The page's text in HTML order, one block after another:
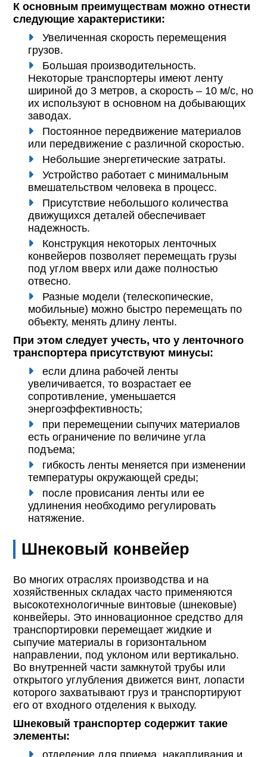
К основным преимуществам можно отнести
следующие характеристики:
Увеличенная скорость перемещения
грузов.
Большая производительность.
Некоторые транспортеры имеют ленту
шириной до 3 метров, а скорость – 10 м/с, но
их используют в основном на добывающих
заводах.
Постоянное передвижение материалов
или передвижение с различной скоростью.
Небольшие энергетические затраты.
Устройство работает с минимальным
вмешательством человека в процесс.
Присутствие небольшого количества
движущихся деталей обеспечивает
надежность.
Конструкция некоторых ленточных
конвейеров позволяет перемещать грузы
под углом вверх или даже полностью
отвесно.
Разные модели (телескопические,
мобильные) можно быстро перемещать по
объекту, менять длину ленты.
При этом следует учесть, что у ленточного
транспортера присутствуют минусы:
если длина рабочей ленты
увеличивается, то возрастает ее
сопротивление, уменьшается
энергоэффективность;
при перемещении сыпучих материалов
есть ограничение по величине угла
подъема;
гибкость ленты меняется при изменении
температуры окружающей среды;
после провисания ленты или ее
удлинения необходимо регулировать
натяжение.
Шнековый конвейер
Во многих отраслях производства и на
хозяйственных складах часто применяются
высокотехнологичные винтовые (шнековые)
конвейеры. Это инновационное средство для
транспортировки перемещает жидкие и
сыпучие материалы в горизонтальном
направлении, под уклоном или вертикально.
Во внутренней части замкнутой трубы или
открытого углубления движется винт, лопасти
которого захватывают груз и транспортируют
его от входного отделения к выходу.
Шнековый транспортер содержит такие
элементы: